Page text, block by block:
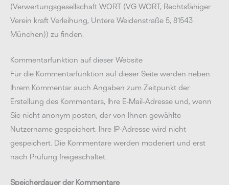
(Verwertungsgesellschaft WORT (VG WORT, Rechtsfähiger
Verein kraft Verleihung, Untere Weidenstraße 5, 81543
München)) zu finden.
Kommentarfunktion auf dieser Website
Für die Kommentarfunktion auf dieser Seite werden neben
Ihrem Kommentar auch Angaben zum Zeitpunkt der
Erstellung des Kommentars, Ihre E-Mail-Adresse und, wenn
Sie nicht anonym posten, der von Ihnen gewählte
Nutzername gespeichert. Ihre IP-Adresse wird nicht
gespeichert. Die Kommentare werden moderiert und erst
nach Prüfung freigeschaltet.
Speicherdauer der Kommentare